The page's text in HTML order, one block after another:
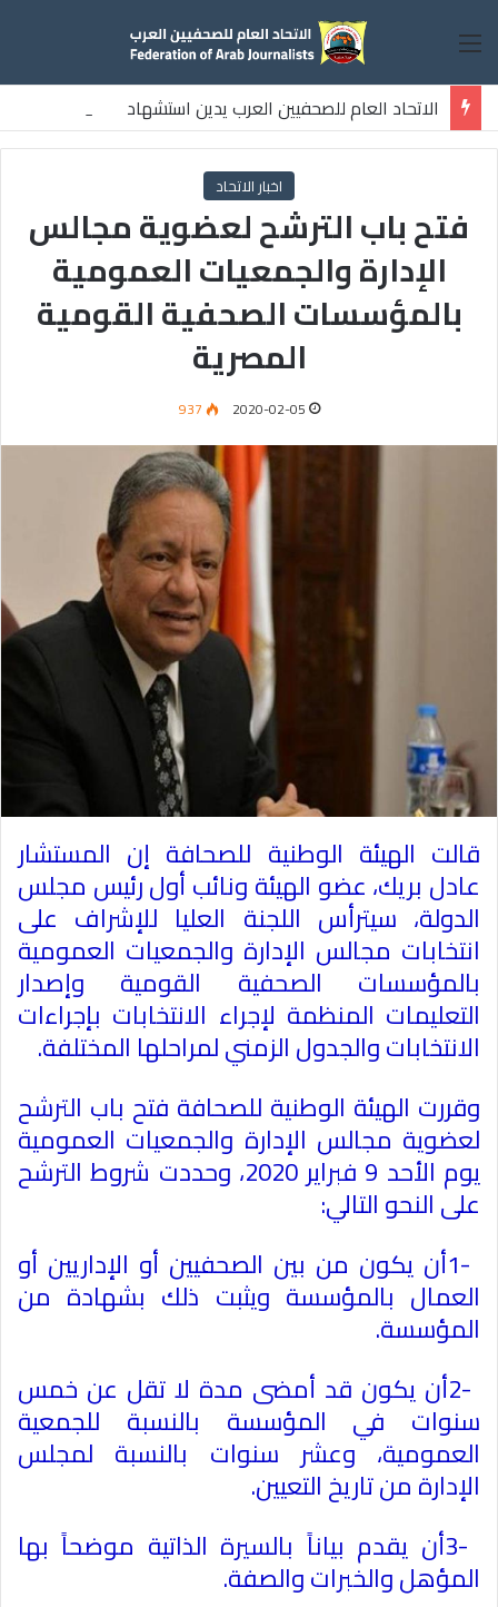
القائمة
الاتحاد العام للصحفيين العرب يدين استشهاد
ثلاثة صحفيين فلسطينيين باستهداف إسرائيلي وسط قطاع غزة
اخبار الاتحاد
فتح باب الترشح لعضوية مجالس
الإدارة والجمعيات العمومية
بالمؤسسات الصحفية القومية
المصرية
2020-02-05
937
قالت الهيئة الوطنية للصحافة إن المستشار
عادل بريك، عضو الهيئة ونائب أول رئيس مجلس
الدولة، سيترأس اللجنة العليا للإشراف على
انتخابات مجالس الإدارة والجمعيات العمومية
بالمؤسسات الصحفية القومية وإصدار
التعليمات المنظمة لإجراء الانتخابات بإجراءات
الانتخابات والجدول الزمني لمراحلها المختلفة.
وقررت الهيئة الوطنية للصحافة فتح باب الترشح
لعضوية مجالس الإدارة والجمعيات العمومية
يوم الأحد 9 فبراير 2020، وحددت شروط الترشح
على النحو التالي:
1-أن يكون من بين الصحفيين أو الإداريين أو
العمال بالمؤسسة ويثبت ذلك بشهادة من
المؤسسة.
2-أن يكون قد أمضى مدة لا تقل عن خمس
سنوات في المؤسسة بالنسبة للجمعية
العمومية، وعشر سنوات بالنسبة لمجلس
الإدارة من تاريخ التعيين.
3-أن يقدم بياناً بالسيرة الذاتية موضحاً بها
المؤهل والخبرات والصفة.